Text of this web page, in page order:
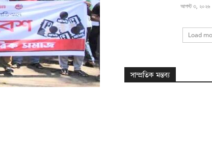
আগস্ট ৩, ২০২৬
Load
সাম্প্রতিক মন্তব্য